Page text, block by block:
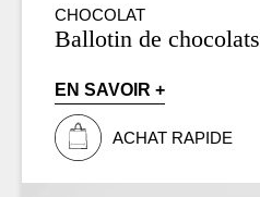
CHOCOLAT
Ballotin de chocolats
EN SAVOIR +
ACHAT RAPIDE